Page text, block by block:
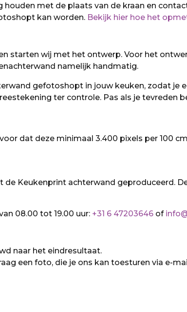
houden met de plaats van de kraan en
kan worden. Bekijk hier hoe het
starten wij met het ontwerp. Voor het
namelijk handmatig.
gefotoshopt in jouw keuken, zodat je
ter controle. Pas als je tevreden
dat deze minimaal 3.400 pixels per 100
Keukenprint achterwand geproduceerd.
08.00 tot 19.00 uur: +31 6 47203646 of
naar het eindresultaat.
een foto, die je ons kan toesturen via e-